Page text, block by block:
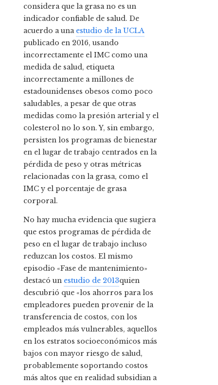
considera que la grasa no es un
indicador confiable de salud. De
acuerdo a una estudio de la UCLA
publicado en 2016, usando
incorrectamente el IMC como una
medida de salud, etiqueta
incorrectamente a millones de
estadounidenses obesos como poco
saludables, a pesar de que otras
medidas como la presión arterial y el
colesterol no lo son. Y, sin embargo,
persisten los programas de bienestar
en el lugar de trabajo centrados en la
pérdida de peso y otras métricas
relacionadas con la grasa, como el
IMC y el porcentaje de grasa
corporal.
No hay mucha evidencia que sugiera
que estos programas de pérdida de
peso en el lugar de trabajo incluso
reduzcan los costos. El mismo
episodio «Fase de mantenimiento»
destacó un estudio de 2013quien
descubrió que «los ahorros para los
empleadores pueden provenir de la
transferencia de costos, con los
empleados más vulnerables, aquellos
en los estratos socioeconómicos más
bajos con mayor riesgo de salud,
probablemente soportando costos
más altos que en realidad subsidian a